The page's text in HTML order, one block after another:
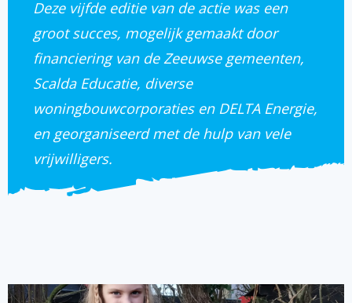
Deze vijfde editie van de actie was een
groot succes, mogelijk gemaakt door
financiering van de Zeeuwse gemeenten,
Scalda Educatie, diverse
woningbouwcorporaties en DELTA Energie,
en georganiseerd met de hulp van vele
vrijwilligers.